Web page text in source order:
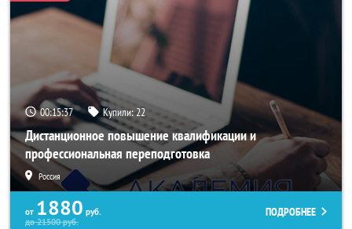
00:15:37 Купили:22
Дистанционное повышение квалификации и
профессиональная переподготовка
Россия
от 1880 руб.
до21500руб.
ПОДРОБНЕЕ